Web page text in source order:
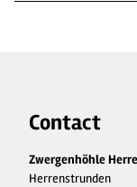
Contact
Zwergenhöhle
Herrenstrunden